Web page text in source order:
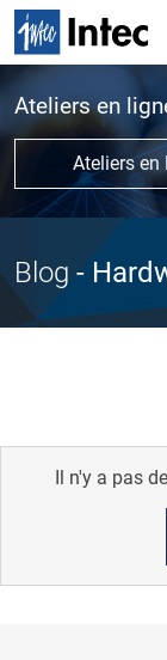
Ateliers en
Ateliers en
Blog -
Il n'y a pas